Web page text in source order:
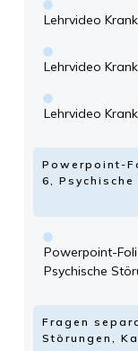
Lehrvideo
Lehrvideo
Lehrvideo
Powerpoint-
6,
Powerpoint-
Psychische
Fragen
Störungen,